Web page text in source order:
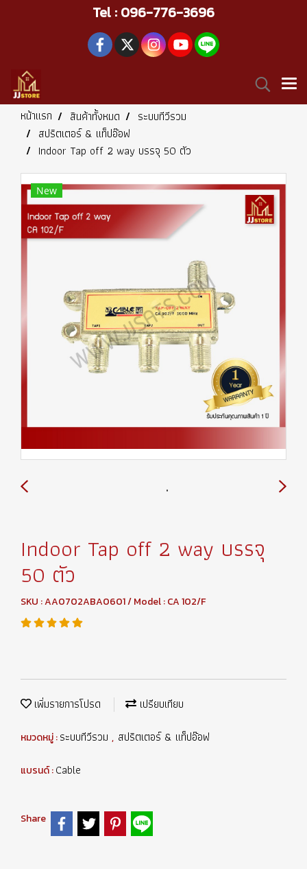
Tel : 096-776-3696
หน้าแรก สินค้าทั้งหมด
ระบบทีวีรวม
สปริตเตอร์ & แท็ปอ๊อฟ
Indoor Tap off 2 way บรรจุ 50 ตัว
New
Indoor Tap off 2 way บรรจุ
50 ตัว
SKU : AA0702ABA0601 / Model : CA 102/F
เพิ่มรายการโปรด เปรียบเทียบ
หมวดหมู่ :ระบบทีวีรวม , สปริตเตอร์ & แท็ปอ๊อฟ
แบรนด์ :Cable
Share